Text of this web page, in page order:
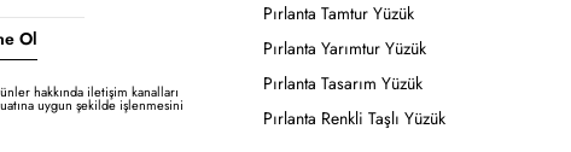
Ol
hakkında iletişim kanalları
uygun şekilde işlenmesini
Pırlanta Tamtur Yüzük
Pırlanta Yarımtur Yüzük
Pırlanta Tasarım Yüzük
Pırlanta Renkli Taşlı Yüzük